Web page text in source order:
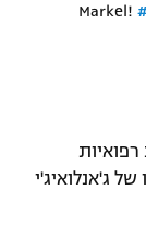
Markel!
ג'אנלואיג'י